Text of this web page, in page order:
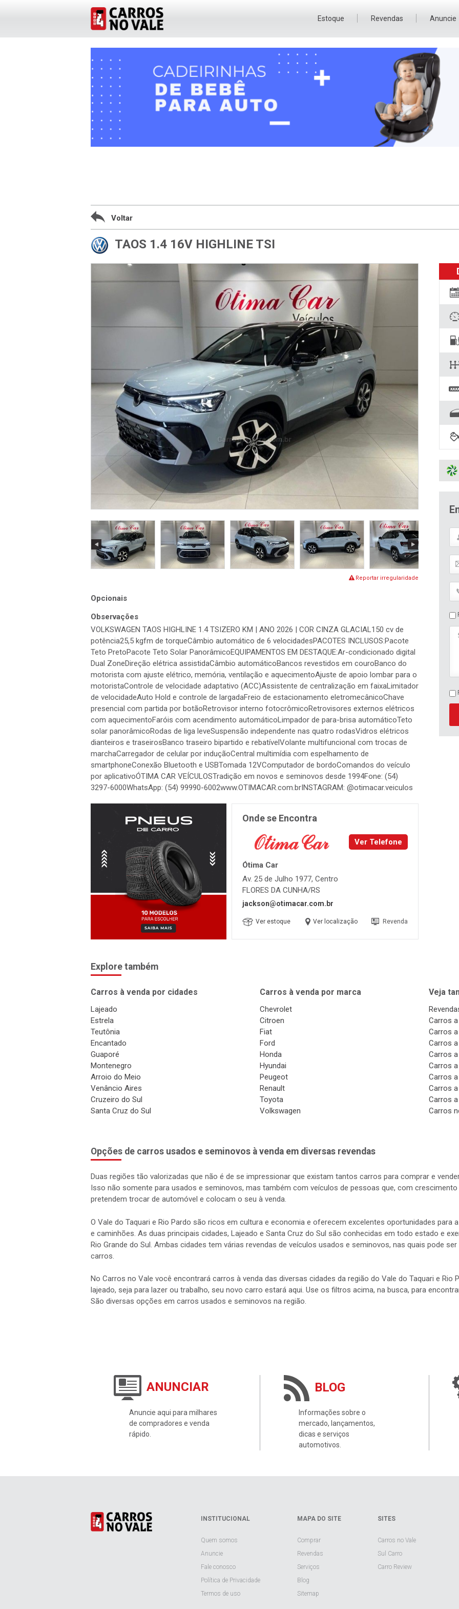
Estoque Revendas Anuncie
Voltar
TAOS 1.4 16V HIGHLINE TSI
Reportar irregularidade
Opcionais
Observações
VOLKSWAGEN TAOS HIGHLINE 1.4 TSIZERO KM | ANO 2026 | COR CINZA GLACIAL150 cv de
potência25,5 kgfm de torqueCâmbio automático de 6 velocidadesPACOTES INCLUSOS:Pacote
Teto PretoPacote Teto Solar PanorâmicoEQUIPAMENTOS EM DESTAQUE:Ar-condicionado digital
Dual ZoneDireção elétrica assistidaCâmbio automáticoBancos revestidos em couroBanco do
motorista com ajuste elétrico, memória, ventilação e aquecimentoAjuste de apoio lombar para o
motoristaControle de velocidade adaptativo (ACC)Assistente de centralização em faixaLimitador
de velocidadeAuto Hold e controle de largadaFreio de estacionamento eletromecânicoChave
presencial com partida por botãoRetrovisor interno fotocrômicoRetrovisores externos elétricos
com aquecimentoFaróis com acendimento automáticoLimpador de para-brisa automáticoTeto
solar panorâmicoRodas de liga leveSuspensão independente nas quatro rodasVidros elétricos
dianteiros e traseirosBanco traseiro bipartido e rebatívelVolante multifuncional com trocas de
marchaCarregador de celular por induçãoCentral multimídia com espelhamento de
smartphoneConexão Bluetooth e USBTomada 12VComputador de bordoComandos do veículo
por aplicativoÓTIMA CAR VEÍCULOSTradição em novos e seminovos desde 1994Fone: (54)
3297-6000WhatsApp: (54) 99990-6002www.OTIMACAR.com.brINSTAGRAM: @otimacar.veiculos
Onde se Encontra
Ver Telefone
Ótima Car
Av. 25 de Julho 1977, Centro
FLORES DA CUNHA/RS
jackson@otimacar.com.br
Ver estoque Ver localização Revenda
Explore também
Carros à venda por cidades
Lajeado
Estrela
Teutônia
Encantado
Guaporé
Montenegro
Arroio do Meio
Venâncio Aires
Cruzeiro do Sul
Santa Cruz do Sul
Carros à venda por marca
Chevrolet
Citroen
Fiat
Ford
Honda
Hyundai
Peugeot
Renault
Toyota
Volkswagen
Veja
Carros
Carros
Carros
Carros
Carros
Carros
Carros
Carros
Carros
Opções de carros usados e seminovos à venda em diversas revendas
Duas regiões tão valorizadas que não é de se impressionar que existam tantos carros para comprar e
Isso não somente para usados e seminovos, mas também com veículos de pessoas que, com
pretendem trocar de automóvel e colocam o seu à venda.
O Vale do Taquari e Rio Pardo são ricos em cultura e economia e oferecem excelentes oportunidades para
e caminhões. As duas principais cidades, Lajeado e Santa Cruz do Sul são conhecidas em todo estado e
Rio Grande do Sul. Ambas cidades tem várias revendas de veículos usados e seminovos, nas quais pode
carros.
No Carros no Vale você encontrará carros à venda das diversas cidades da região do Vale do Taquari e Rio
lajeado, seja para lazer ou trabalho, seu novo carro estará aqui. Use os filtros acima, na busca, para
São diversas opções em carros usados e seminovos na região.
ANUNCIAR
Anuncie aqui para milhares
de compradores e venda
rápido.
BLOG
Informações sobre o
mercado, lançamentos,
dicas e serviços
automotivos.
INSTITUCIONAL
Quem somos
Anuncie
Fale conosco
Política de Privacidade
Termos de uso
MAPA DO SITE
Comprar
Revendas
Serviços
Blog
Sitemap
SITES
Carros no Vale
Sul Carro
Carro Review